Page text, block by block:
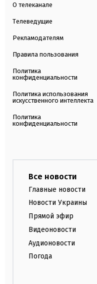
О телеканале
Телеведущие
Рекламодателям
Правила пользования
Политика
конфиденциальности
Политика использования
искусственного интеллекта
Политика
конфиденциальности
Все новости
Главные новости
Новости Украины
Прямой эфир
Видеоновости
Аудионовости
Погода